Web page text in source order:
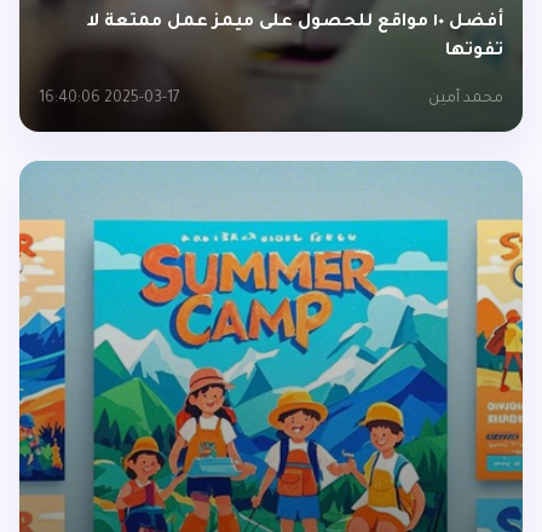
أفضل ١٠ مواقع للحصول على ميمز عمل ممتعة لا
تفوتها
محمد أمين 2025-03-17 16:40:06